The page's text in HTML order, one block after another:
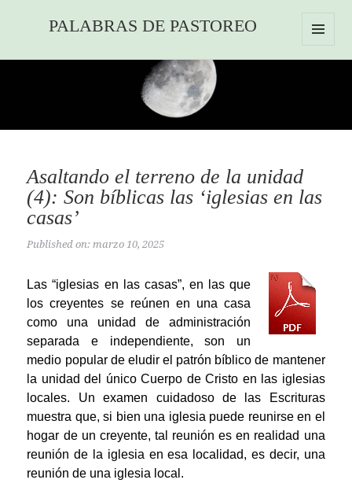
PALABRAS DE PASTOREO
Asaltando el terreno de la unidad
(4): Son bíblicas las ‘iglesias en las
casas’
Published on: marzo 10, 2025
Las “iglesias en las casas”, en las que
los creyentes se reúnen en una casa
como una unidad de administración
separada e independiente, son un
medio popular de eludir el patrón bíblico de mantener
la unidad del único Cuerpo de Cristo en las iglesias
locales. Un examen cuidadoso de las Escrituras
muestra que, si bien una iglesia puede reunirse en el
hogar de un creyente, tal reunión es en realidad una
reunión de la iglesia en esa localidad, es decir, una
reunión de una iglesia local.